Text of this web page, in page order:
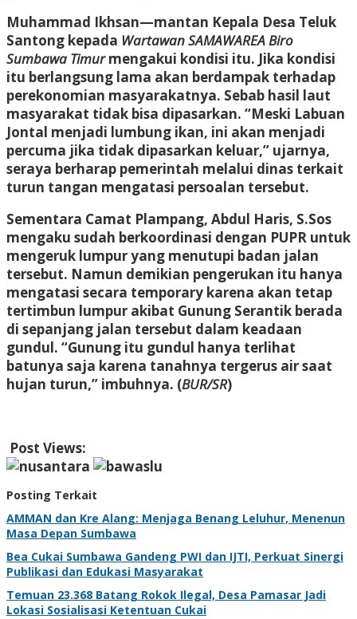
Muhammad Ikhsan—mantan Kepala Desa Teluk
Santong kepada Wartawan SAMAWAREA Biro
Sumbawa Timurmengakui kondisi itu. Jika kondisi
itu berlangsung lama akan berdampak terhadap
perekonomian masyarakatnya. Sebab hasil laut
masyarakat tidak bisa dipasarkan. “Meski Labuan
Jontal menjadi lumbung ikan, ini akan menjadi
percuma jika tidak dipasarkan keluar,” ujarnya,
seraya berharap pemerintah melalui dinas terkait
turun tangan mengatasi persoalan tersebut.
Sementara Camat Plampang, Abdul Haris, S.Sos
mengaku sudah berkoordinasi dengan PUPR untuk
mengeruk lumpur yang menutupi badan jalan
tersebut. Namun demikian pengerukan itu hanya
mengatasi secara temporary karena akan tetap
tertimbun lumpur akibat Gunung Serantik berada
di sepanjang jalan tersebut dalam keadaan
gundul. “Gunung itu gundul hanya terlihat
batunya saja karena tanahnya tergerus air saat
hujan turun,” imbuhnya. (BUR/SR)
Post Views:
Posting Terkait
AMMAN dan Kre Alang: Menjaga Benang Leluhur, Menenun
Masa Depan Sumbawa
Bea Cukai Sumbawa Gandeng PWI dan IJTI, Perkuat Sinergi
Publikasi dan Edukasi Masyarakat
Temuan 23.368 Batang Rokok Ilegal, Desa Pamasar Jadi
Lokasi Sosialisasi Ketentuan Cukai